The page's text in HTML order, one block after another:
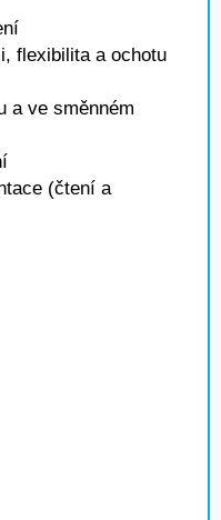
flexibilita a ochotu
a ve směnném
(čtení a